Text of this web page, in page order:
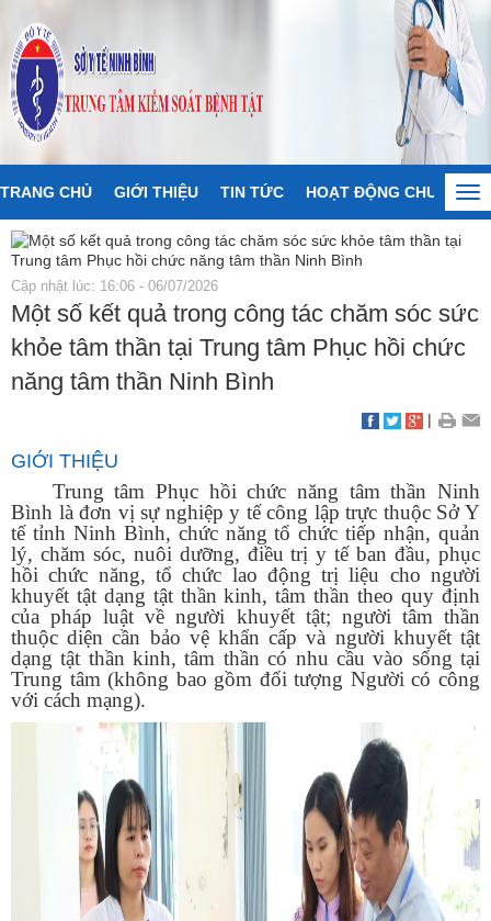
TRANG CHỦ GIỚI THIỆU TIN TỨC HOẠT ĐỘNG CHUYÊN
Cập nhật lúc: 16:06 - 06/07/2026
Một số kết quả trong công tác chăm sóc sức
khỏe tâm thần tại Trung tâm Phục hồi chức
năng tâm thần Ninh Bình
|
GIỚI THIỆU
Trung tâm Phục hồi chức năng tâm thần Ninh
Bình là đơn vị sự nghiệp y tế công lập trực thuộc Sở Y
tế tỉnh Ninh Bình, chức năng tổ chức tiếp nhận, quản
lý, chăm sóc, nuôi dưỡng, điều trị y tế ban đầu, phục
hồi chức năng, tổ chức lao động trị liệu cho người
khuyết tật dạng tật thần kinh, tâm thần theo quy định
của pháp luật về người khuyết tật; người tâm thần
thuộc diện cần bảo vệ khẩn cấp và người khuyết tật
dạng tật thần kinh, tâm thần có nhu cầu vào sống tại
Trung tâm (không bao gồm đối tượng Người có công
với cách mạng).